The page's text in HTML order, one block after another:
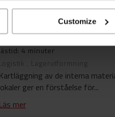
Customize
materialflödena i
4 minuter
Logistik
Lagerutformning
Kartläggning av de interna
ger en förståelse för...
Läs mer